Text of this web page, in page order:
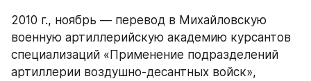
2010 г., ноябрь — перевод в Михайловскую
военную артиллерийскую академию курсантов
специализаций «Применение подразделений
артиллерии воздушно-десантных войск»,